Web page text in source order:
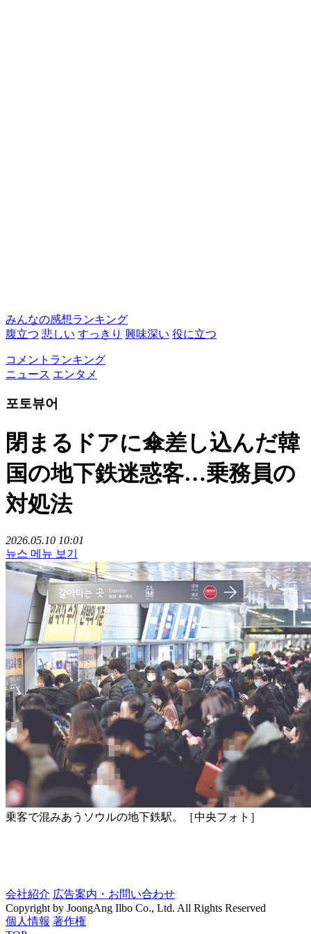
みんなの感想ランキング
腹立つ 悲しい すっきり 興味深い 役に立つ
コメントランキング
ニュース エンタメ
포토뷰어
閉まるドアに傘差し込んだ韓
国の地下鉄迷惑客…乗務員の
対処法
2026.05.10 10:01
뉴스 메뉴 보기
乗客で混みあうソウルの地下鉄駅。［中央フォト］
会社紹介 広告案内・お問い合わせ
Copyright by JoongAng Ilbo Co., Ltd. All Rights Reserved
個人情報 著作権